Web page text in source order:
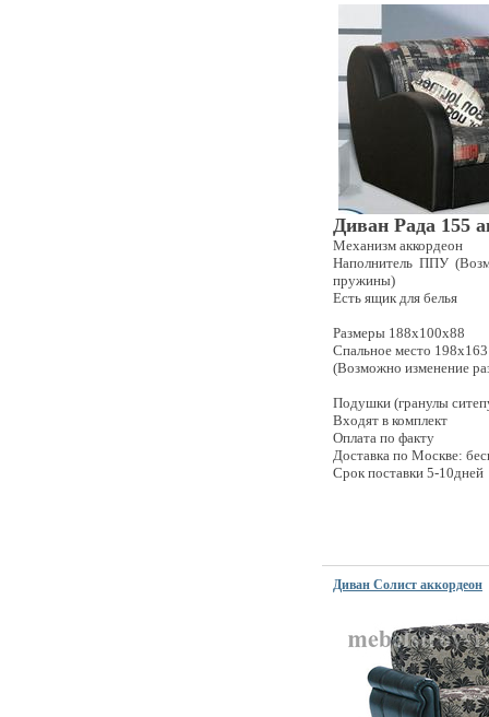
Диван Рада 155
Механизм аккордеон
Наполнитель ППУ
пружины)
Есть ящик для белья
Размеры 188x100x88
Спальное место 198х163
(Возможно изменение
Подушки (гранулы
Входят в комплект
Оплата по факту
Доставка по Москве:
Срок поставки 5-10дней
Диван Солист аккордеон